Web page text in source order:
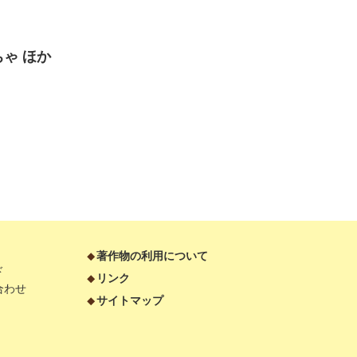
ゃ ほか
わせ
著作物の利用について
リンク
サイトマップ